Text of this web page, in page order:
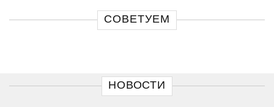
СОВЕТУЕМ
НОВОСТИ